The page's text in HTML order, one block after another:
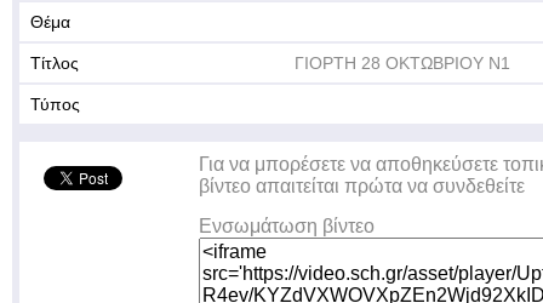
Θέμα
Τίτλος ΓΙΟΡΤΗ 28 ΟΚΤΩΒΡΙΟΥ Ν1
Τύπος
Για να μπορέσετε να αποθηκεύσετε
βίντεο απαιτείται πρώτα να συνδεθείτε
Ενσωμάτωση βίντεο